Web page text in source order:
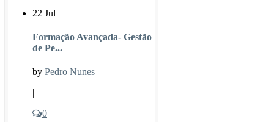
22 Jul
Formação Avançada- Gestão
de Pe...
by Pedro Nunes
|
0